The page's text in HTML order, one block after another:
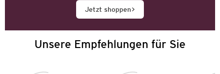
Jetzt shoppen
Unsere Empfehlungen für Sie